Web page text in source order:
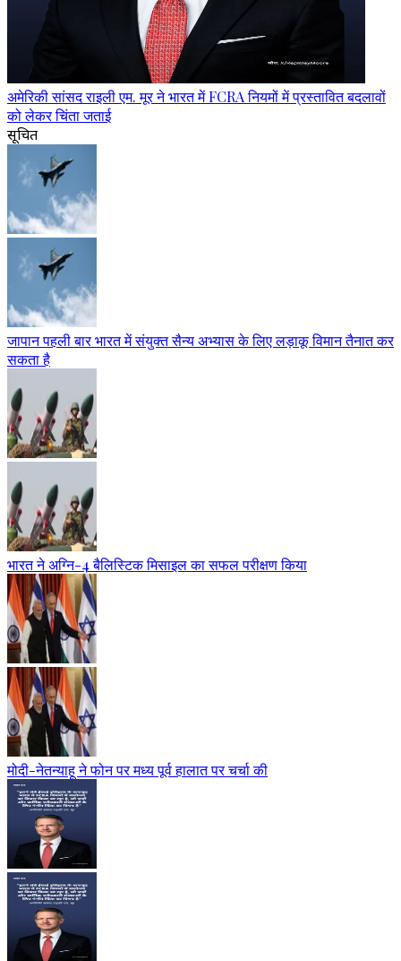
अमेरिकी सांसद राइली एम. मूर ने भारत में FCRA नियमों में प्रस्तावित बदलावों
को लेकर चिंता जताई
सूचित
जापान पहली बार भारत में संयुक्त सैन्य अभ्यास के लिए लड़ाकू विमान तैनात कर
सकता है
भारत ने अग्नि-4 बैलिस्टिक मिसाइल का सफल परीक्षण किया
मोदी-नेतन्याहू ने फोन पर मध्य पूर्व हालात पर चर्चा की